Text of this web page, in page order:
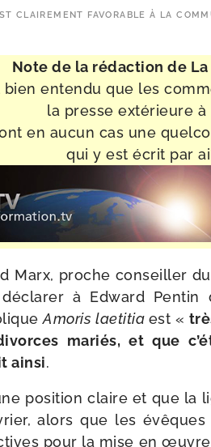
CLAIREMENT FAVORABLE À LA
Note de la rédac­tion de
bien enten­du que les
la presse exté­rieure à
en aucun cas une
qui y est écrit par
Marx, proche conseiller
à Edward Pentin
Amoris lae­ti­tia est «
mariés, et que
ain­si.
posi­tion claire et que la
alors que les évêques
pour la mise en œuvre